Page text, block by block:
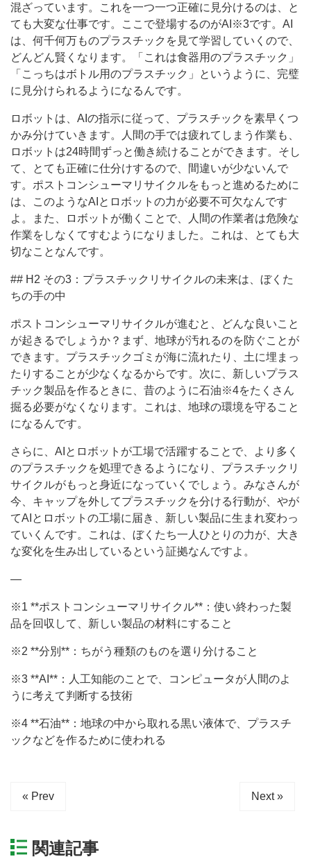
混ざっています。これを一つ一つ正確に見分けるのは、と
ても大変な仕事です。ここで登場するのがAI※3です。AI
は、何千何万ものプラスチックを見て学習していくので、
どんどん賢くなります。「これは食器用のプラスチック」
「こっちはボトル用のプラスチック」というように、完璧
に見分けられるようになるんです。
ロボットは、AIの指示に従って、プラスチックを素早くつ
かみ分けていきます。人間の手では疲れてしまう作業も、
ロボットは24時間ずっと働き続けることができます。そし
て、とても正確に仕分けするので、間違いが少ないんで
す。ポストコンシューマリサイクルをもっと進めるために
は、このようなAIとロボットの力が必要不可欠なんです
よ。また、ロボットが働くことで、人間の作業者は危険な
作業をしなくてすむようになりました。これは、とても大
切なことなんです。
## H2 その3：プラスチックリサイクルの未来は、ぼくた
ちの手の中
ポストコンシューマリサイクルが進むと、どんな良いこと
が起きるでしょうか？まず、地球が汚れるのを防ぐことが
できます。プラスチックゴミが海に流れたり、土に埋まっ
たりすることが少なくなるからです。次に、新しいプラス
チック製品を作るときに、昔のように石油※4をたくさん
掘る必要がなくなります。これは、地球の環境を守ること
になるんです。
さらに、AIとロボットが工場で活躍することで、より多く
のプラスチックを処理できるようになり、プラスチックリ
サイクルがもっと身近になっていくでしょう。みなさんが
今、キャップを外してプラスチックを分ける行動が、やが
てAIとロボットの工場に届き、新しい製品に生まれ変わっ
ていくんです。これは、ぼくたち一人ひとりの力が、大き
な変化を生み出しているという証拠なんですよ。
—
※1 **ポストコンシューマリサイクル**：使い終わった製
品を回収して、新しい製品の材料にすること
※2 **分別**：ちがう種類のものを選り分けること
※3 **AI**：人工知能のことで、コンピュータが人間のよ
うに考えて判断する技術
※4 **石油**：地球の中から取れる黒い液体で、プラスチ
ックなどを作るために使われる
« Prev Next »
関連記事